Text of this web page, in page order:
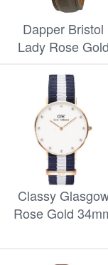
Dapper Bristol
Lady Rose Gold
Classy
Rose Gold